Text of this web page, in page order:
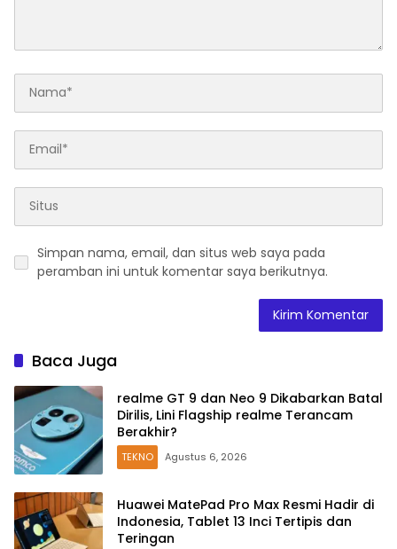
Simpan nama, email, dan situs web saya pada
peramban ini untuk komentar saya berikutnya.
Baca Juga
realme GT 9 dan Neo 9 Dikabarkan Batal
Dirilis, Lini Flagship realme Terancam
Berakhir?
TEKNO Agustus 6, 2026
Huawei MatePad Pro Max Resmi Hadir di
Indonesia, Tablet 13 Inci Tertipis dan
Teringan